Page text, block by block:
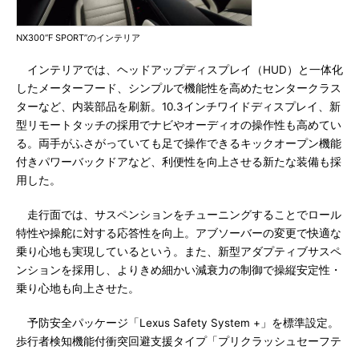
NX300“F SPORT”のインテリア
インテリアでは、ヘッドアップディスプレイ（HUD）と一体化
したメーターフード、シンプルで機能性を高めたセンタークラス
ターなど、内装部品を刷新。10.3インチワイドディスプレイ、新
型リモートタッチの採用でナビやオーディオの操作性も高めてい
る。両手がふさがっていても足で操作できるキックオープン機能
付きパワーバックドアなど、利便性を向上させる新たな装備も採
用した。
走行面では、サスペンションをチューニングすることでロール
特性や操舵に対する応答性を向上。アブソーバーの変更で快適な
乗り心地も実現しているという。また、新型アダプティブサスペ
ンションを採用し、よりきめ細かい減衰力の制御で操縦安定性・
乗り心地も向上させた。
予防安全パッケージ「Lexus Safety System +」を標準設定。
歩行者検知機能付衝突回避支援タイプ「プリクラッシュセーフテ